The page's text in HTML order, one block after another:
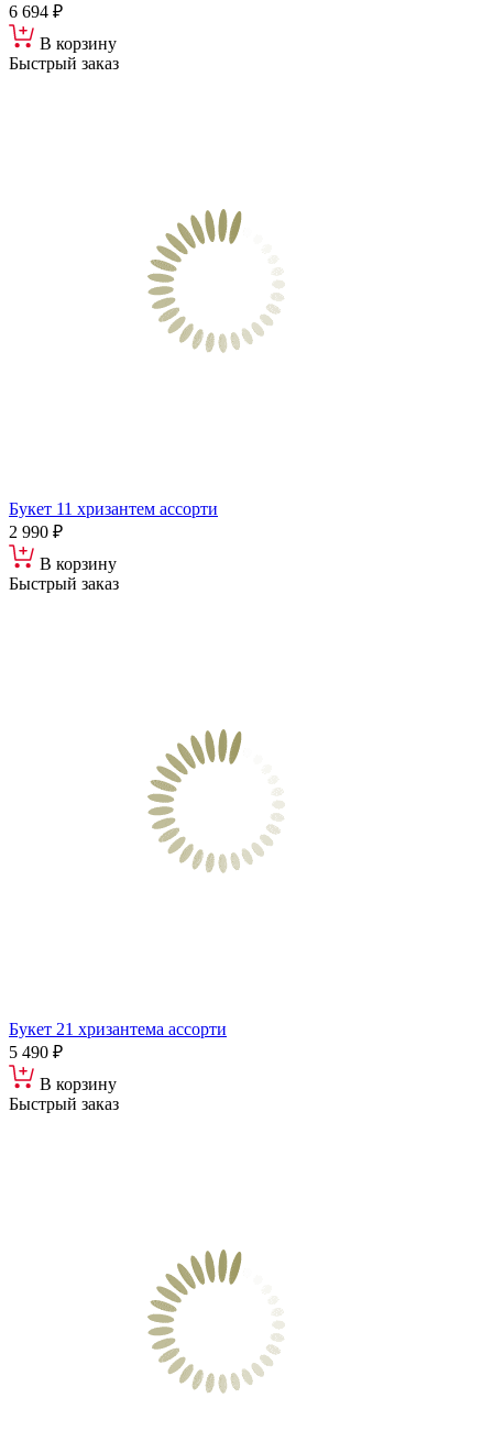
6 694 ₽
В корзину
Быстрый заказ
Букет 11 хризантем ассорти
2 990 ₽
В корзину
Быстрый заказ
Букет 21 хризантема ассорти
5 490 ₽
В корзину
Быстрый заказ